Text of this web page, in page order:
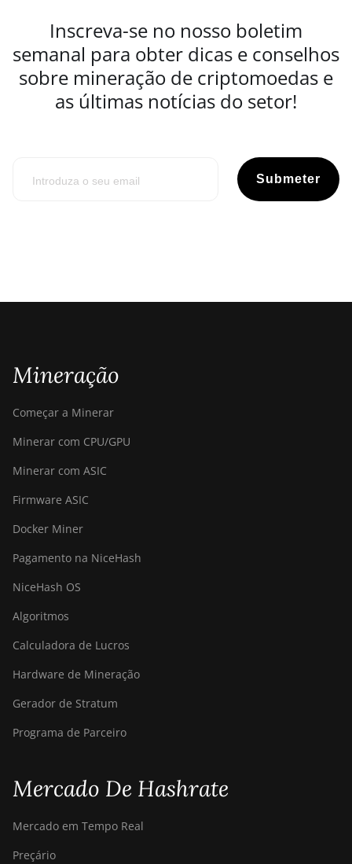
Inscreva-se no nosso boletim
semanal para obter dicas e conselhos
sobre mineração de criptomoedas e
as últimas notícias do setor!
Submeter
Mineração
Começar a Minerar
Minerar com CPU/GPU
Minerar com ASIC
Firmware ASIC
Docker Miner
Pagamento na NiceHash
NiceHash OS
Algoritmos
Calculadora de Lucros
Hardware de Mineração
Gerador de Stratum
Programa de Parceiro
Mercado De Hashrate
Mercado em Tempo Real
Preçário